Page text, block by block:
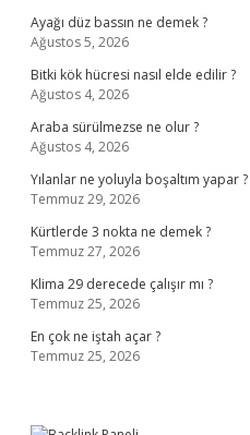
Ayağı düz bassın ne demek ?
Ağustos 5, 2026
Bitki kök hücresi nasıl elde edilir ?
Ağustos 4, 2026
Araba sürülmezse ne olur ?
Ağustos 4, 2026
Yılanlar ne yoluyla boşaltım yapar ?
Temmuz 29, 2026
Kürtlerde 3 nokta ne demek ?
Temmuz 27, 2026
Klima 29 derecede çalışır mı ?
Temmuz 25, 2026
En çok ne iştah açar ?
Temmuz 25, 2026